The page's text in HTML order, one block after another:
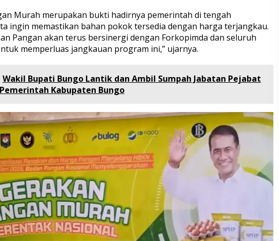
Murah merupakan bukti hadirnya pemerintah di tengah
ingin memastikan bahan pokok tersedia dengan harga terjangkau.
Pangan akan terus bersinergi dengan Forkopimda dan seluruh
memperluas jangkauan program ini,” ujarnya.
Wakil Bupati Bungo Lantik dan Ambil Sumpah Jabatan Pejabat
Kabupaten Bungo